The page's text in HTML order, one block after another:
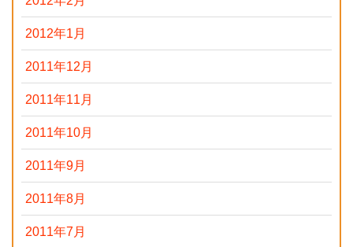
2012年1月
2011年12月
2011年11月
2011年10月
2011年9月
2011年8月
2011年7月